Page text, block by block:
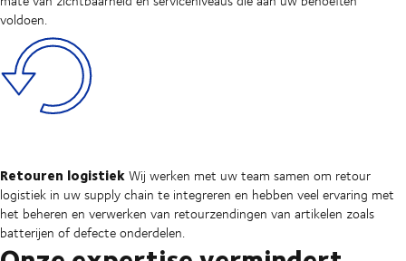
voldoen.
Retouren logistiekWij werken met uw team samen om retour
logistiek in uw supply chain te integreren en hebben veel ervaring met
het beheren en verwerken van retourzendingen van artikelen zoals
batterijen of defecte onderdelen.